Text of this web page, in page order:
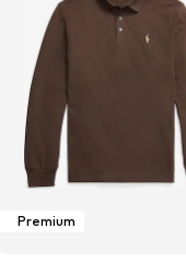
Premium